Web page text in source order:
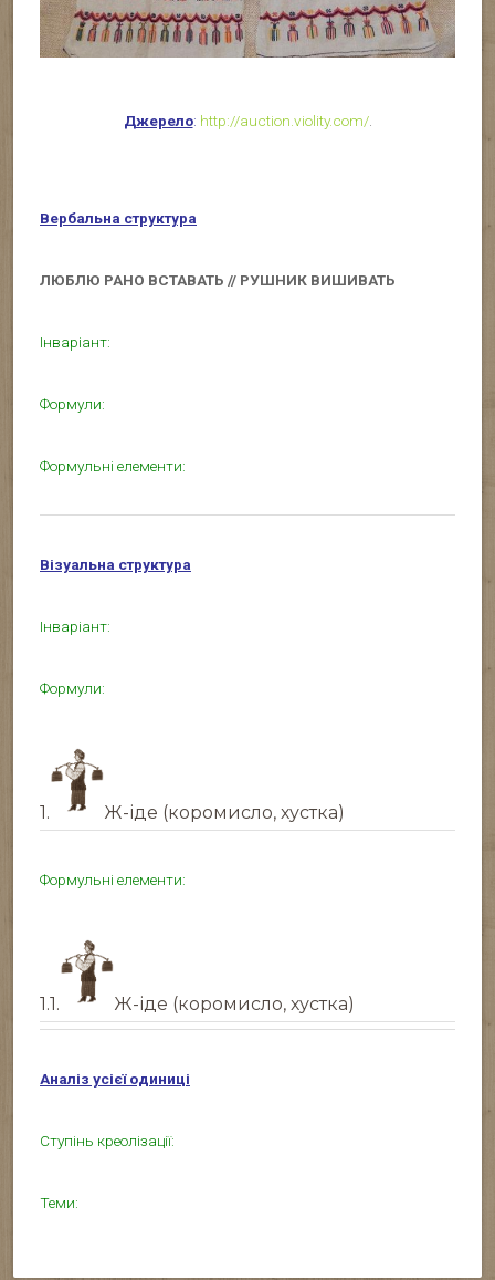
Джерело: http://auction.violity.com/.
Вербальна структура
ЛЮБЛЮ РАНО ВСТАВАТЬ // РУШНИК ВИШИВАТЬ
Інваріант:
Формули:
Формульні елементи:
Візуальна структура
Інваріант:
Формули:
1. Ж-іде (коромисло, хустка)
Формульні елементи:
1.1. Ж-іде (коромисло, хустка)
Аналіз усієї одиниці
Ступінь креолізації:
Теми: